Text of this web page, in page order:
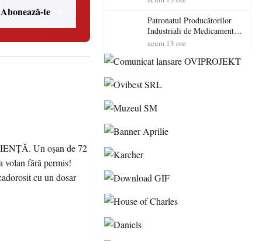
Abonează-te
Patronatul Producătorilor
Industriali de Medicamente
din România (PRIMER):
energie electrică a fabricilor
pericol accesul pacienților la
acum 13 ore